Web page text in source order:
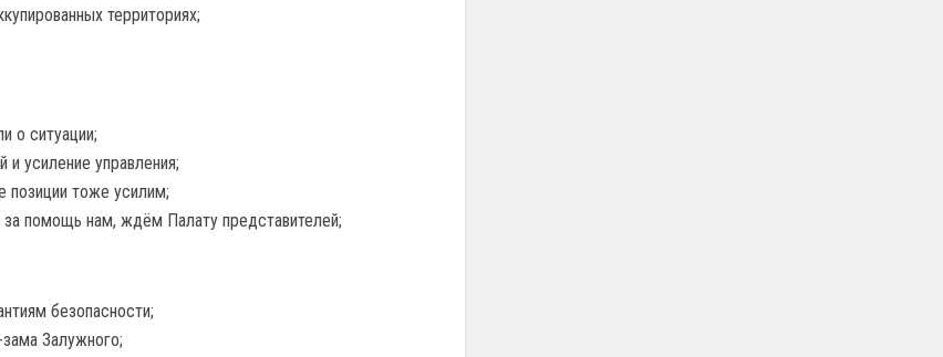
территориях;
о ситуации;
усиление управления;
позиции тоже усилим;
помощь нам, ждём Палату представителей;
безопасности;
Залужного;